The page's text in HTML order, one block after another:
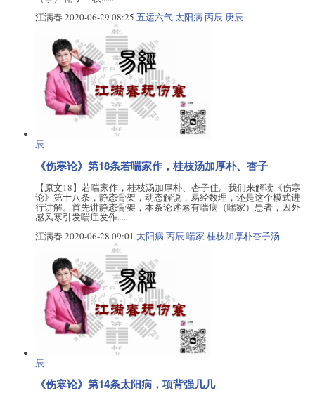
江满春 2020-06-29 08:25 五运六气太阳病 丙辰 庚辰
辰
《伤寒论》第18条若喘家作，桂枝汤加厚朴、杏子
【原文18】若喘家作，桂枝汤加厚朴、杏子佳。我们来解读《伤寒
论》第十八条，静态骨架，动态解说，易经数理，还是这个模式进
行讲解。首先讲静态骨架，本条论述素有喘病（喘家）患者，因外
感风寒引发喘症发作......
江满春 2020-06-28 09:01 太阳病 丙辰 喘家 桂枝加厚朴杏子汤
辰
《伤寒论》第14条太阳病，项背强几几